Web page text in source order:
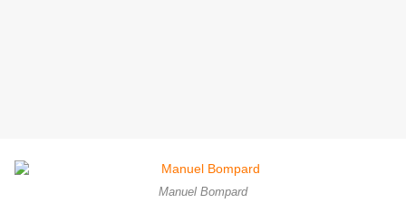
Manuel Bompard